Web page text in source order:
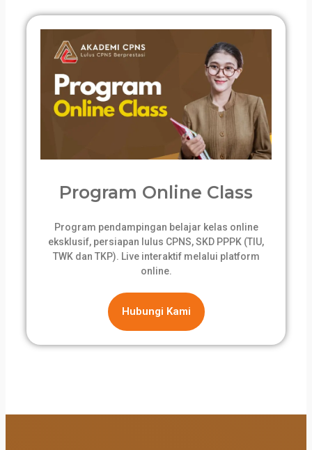
Program Online Class
Program pendampingan belajar kelas online
eksklusif, persiapan lulus CPNS, SKD PPPK (TIU,
TWK dan TKP). Live interaktif melalui platform
online.
Hubungi Kami